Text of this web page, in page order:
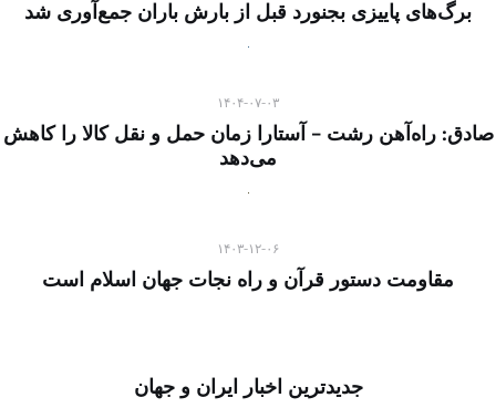
برگ‌های پاییزی بجنورد قبل از بارش باران جمع‌آوری شد
۱۴۰۴-۰۷-۰۳
صادق: راه‌آهن رشت – آستارا زمان حمل و نقل کالا را کاهش
می‌دهد
۱۴۰۳-۱۲-۰۶
مقاومت دستور قرآن و راه نجات جهان اسلام است
جدیدترین اخبار ایران و جهان